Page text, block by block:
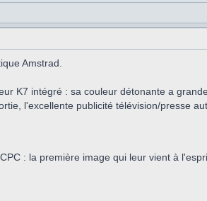
Amstrad.
K7 intégré : sa couleur détonante a
l'excellente publicité télévision/presse
: la première image qui leur vient à